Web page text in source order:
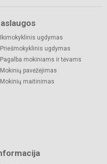
Ikimokyklinis ugdymas
Priešmokyklinis ugdymas
Pagalba mokiniams ir tėvams
Mokinių pavėžėjimas
Mokinių maitinimas